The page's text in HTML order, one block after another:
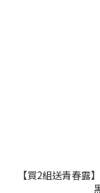
【買2組送青春露